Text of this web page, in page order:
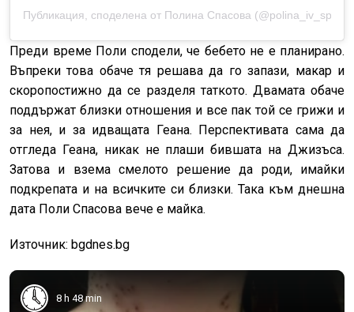
Публикация, споделена от Полина Спасова
Преди време Поли сподели, че бебето не е планирано.
Въпреки това обаче тя решава да го запази, макар и
скоропостижно да се разделя таткото. Двамата обаче
поддържат близки отношения и все пак той се грижи и
за нея, и за идващата Геана. Перспективата сама да
отгледа Геана, никак не плаши бившата на Джизъса.
Затова и взема смелото решение да роди, имайки
подкрепата и на всичките си близки. Така към днешна
дата Поли Спасова вече е майка.
Източник: bgdnes.bg
8 h 48 min